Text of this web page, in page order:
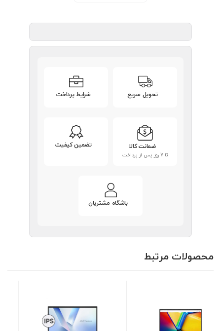
تحویل سریع شرایط پرداخت
ضمانت کالا
تا 7 روز پس از پرداخت
تضمین کیفیت
باشگاه مشتریان
محصولات مرتبط